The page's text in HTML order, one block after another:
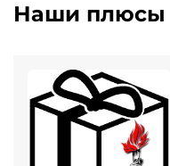
Наши плюсы